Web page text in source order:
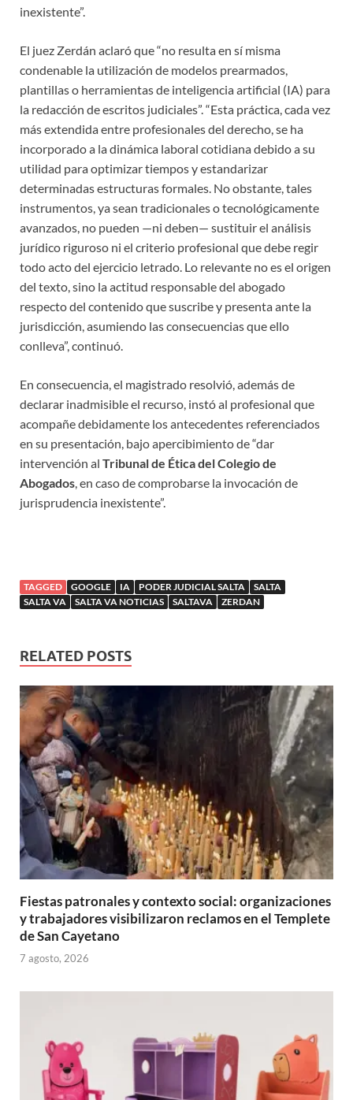
inexistente”.
El juez Zerdán aclaró que “no resulta en sí misma
condenable la utilización de modelos prearmados,
plantillas o herramientas de inteligencia artificial (IA) para
la redacción de escritos judiciales”. “Esta práctica, cada vez
más extendida entre profesionales del derecho, se ha
incorporado a la dinámica laboral cotidiana debido a su
utilidad para optimizar tiempos y estandarizar
determinadas estructuras formales. No obstante, tales
instrumentos, ya sean tradicionales o tecnológicamente
avanzados, no pueden —ni deben— sustituir el análisis
jurídico riguroso ni el criterio profesional que debe regir
todo acto del ejercicio letrado. Lo relevante no es el origen
del texto, sino la actitud responsable del abogado
respecto del contenido que suscribe y presenta ante la
jurisdicción, asumiendo las consecuencias que ello
conlleva”, continuó.
En consecuencia, el magistrado resolvió, además de
declarar inadmisible el recurso, instó al profesional que
acompañe debidamente los antecedentes referenciados
en su presentación, bajo apercibimiento de “dar
intervención al Tribunal de Ética del Colegio de
Abogados, en caso de comprobarse la invocación de
jurisprudencia inexistente”.
TAGGED GOOGLE IA PODER JUDICIAL SALTA
SALTA
SALTA VA
SALTA VA NOTICIAS SALTAVA ZERDAN
RELATED POSTS
Fiestas patronales y contexto social: organizaciones
y trabajadores visibilizaron reclamos en el Templete
de San Cayetano
7 agosto, 2026